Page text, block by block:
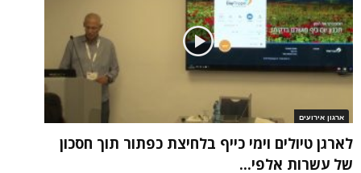
ארגון אירועים
לארגן טיולים וימי כייף בלחיצת כפתור תוך חסכון
של עשרות אלפי...